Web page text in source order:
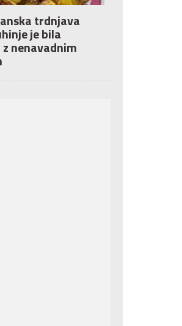
trdnjava
je bila
nenavadnim